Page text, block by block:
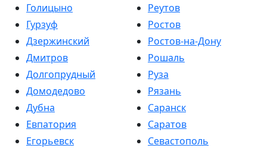
Голицыно
Гурзуф
Дзержинский
Дмитров
Долгопрудный
Домодедово
Дубна
Евпатория
Егорьевск
Реутов
Ростов
Ростов-на-Дону
Рошаль
Руза
Рязань
Саранск
Саратов
Севастополь